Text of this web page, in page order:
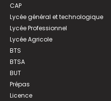
CAP
Lycée général et technologique
Lycée Professionnel
Lycée Agricole
BTS
BTSA
BUT
Prépas
Licence